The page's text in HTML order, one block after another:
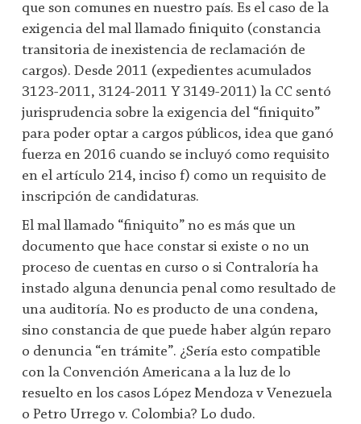
que son comunes en nuestro país. Es el caso de la
exigencia del mal llamado finiquito (constancia
transitoria de inexistencia de reclamación de
cargos). Desde 2011 (expedientes acumulados
3123-2011, 3124-2011 Y 3149-2011) la CC sentó
jurisprudencia sobre la exigencia del “finiquito”
para poder optar a cargos públicos, idea que ganó
fuerza en 2016 cuando se incluyó como requisito
en el artículo 214, inciso f) como un requisito de
inscripción de candidaturas.
El mal llamado “finiquito” no es más que un
documento que hace constar si existe o no un
proceso de cuentas en curso o si Contraloría ha
instado alguna denuncia penal como resultado de
una auditoría. No es producto de una condena,
sino constancia de que puede haber algún reparo
o denuncia “en trámite”. ¿Sería esto compatible
con la Convención Americana a la luz de lo
resuelto en los casos López Mendoza v Venezuela
o Petro Urrego v. Colombia? Lo dudo.